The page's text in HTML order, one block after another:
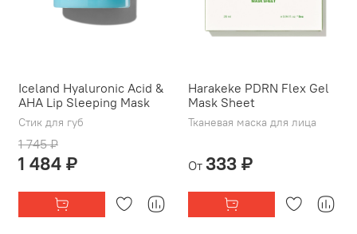
Iceland Hyaluronic Acid &
AHA Lip Sleeping Mask
Стик для губ
1 745 ₽
1 484 ₽
Harakeke PDRN Flex Gel
Mask Sheet
Тканевая маска для лица
От 333 ₽